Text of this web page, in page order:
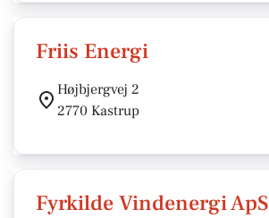
Friis Energi
Højbjergvej 2
2770 Kastrup
Fyrkilde Vindenergi ApS